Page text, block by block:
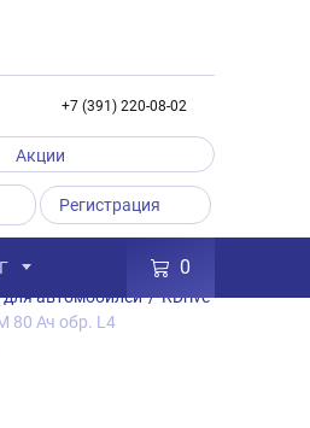
+7 (391) 220-08-02
Акции
Регистрация
0
Товары
Аккумуляторы
автомобилей / RDrive
80 Ач обр. L4